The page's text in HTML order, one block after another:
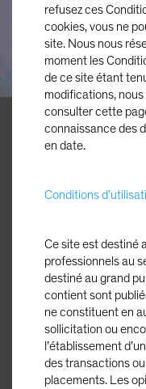
14 octobre 2024
3 min read
Inigo Fraser
conteste
prisée en 2024,
USD de
elles les cartes ?
refusez ces
cookies, vous ne
site. Nous nous
moment les
de ce site étant
modifications,
consulter cette
connaissance des
en date.
Conditions
Ce site est destiné
professionnels au
destiné au grand
contient sont
ne constituent en
sollicitation ou
l’établissement
des transactions
placements. Les